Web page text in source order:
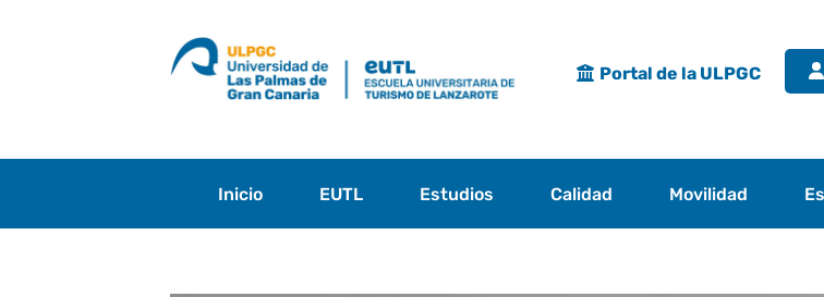
Portal de la ULPGC
Inicio EUTL Estudios Calidad Movilidad